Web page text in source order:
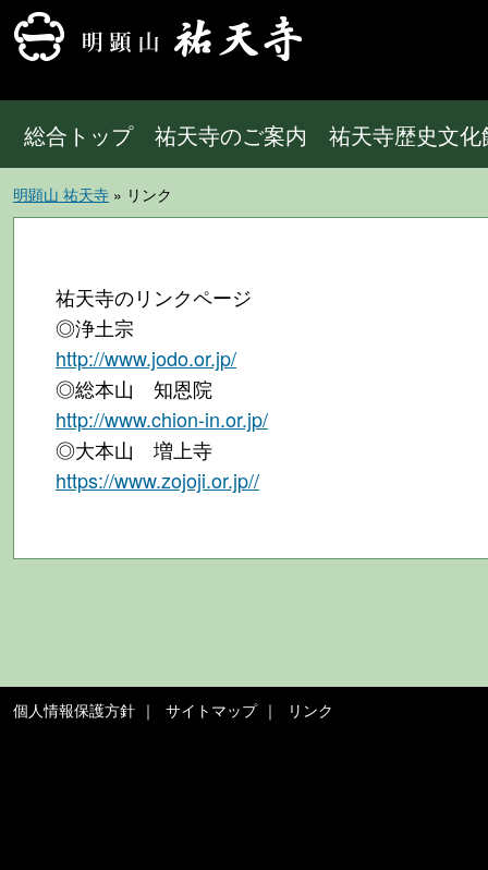
総合トップ 祐天寺のご案内 祐天寺歴史文化
明顕山 祐天寺 » リンク
祐天寺のリンクページ
◎浄土宗
http://www.jodo.or.jp/
◎総本山 知恩院
http://www.chion-in.or.jp/
◎大本山 増上寺
https://www.zojoji.or.jp//
個人情報保護方針 サイトマップ リンク